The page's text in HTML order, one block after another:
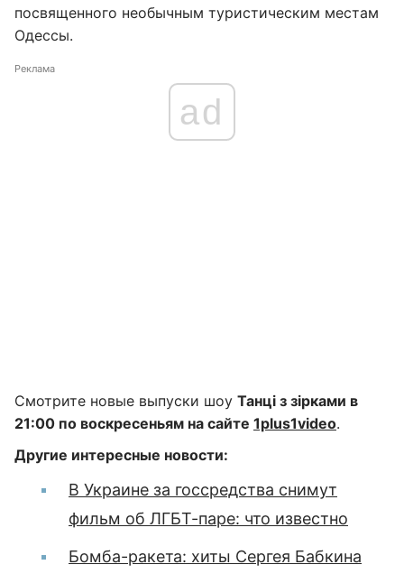
посвященного необычным туристическим местам
Одессы.
Реклама
ad
Смотрите новые выпуски шоу Танці з зірками в
21:00 по воскресеньям на сайте 1plus1video.
Другие интересные новости:
В Украине за госсредства снимут
фильм об ЛГБТ-паре: что известно
Бомба-ракета: хиты Сергея Бабкина